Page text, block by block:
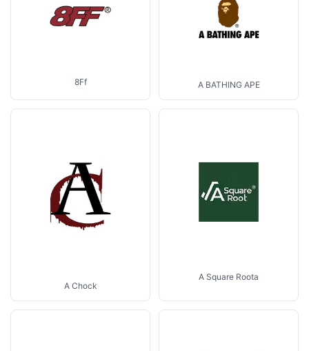
8Ff A BATHING APE
A Chock
A Square Roota